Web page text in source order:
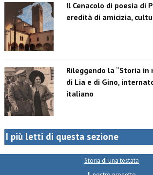
Il Cenacolo di poesia di
eredità di amicizia,
Rileggendo la “Storia
di Lia e di Gino,
italiano
I più letti di questa sezione
Storia di una testata